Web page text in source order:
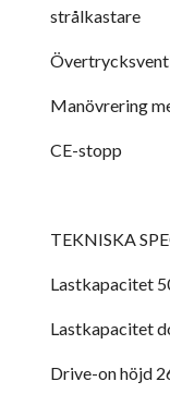
strålkastare
Manövrering
CE-stopp
TEKNISKA
Lastkapacitet
Lastkapacitet
Drive-on höjd